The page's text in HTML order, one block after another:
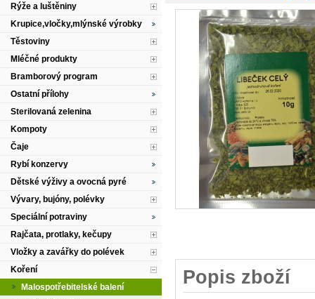
Popis zboží
Rýže a luštěniny
Krupice,vločky,mlýnské výrobky
Těstoviny
Mléčné produkty
Bramborový program
Ostatní přílohy
Sterilovaná zelenina
Kompoty
Čaje
Rybí konzervy
Dětské výživy a ovocná pyré
Vývary, bujóny, polévky
Speciální potraviny
Rajčata, protlaky, kečupy
Vložky a zavářky do polévek
Koření
Malospotřebitelské balení